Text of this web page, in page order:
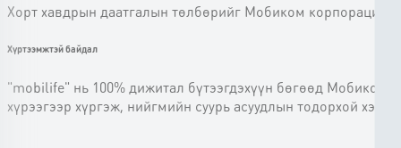
Хорт хавдрын даатгалын төлбөрийг Мобиком корпораци
Хүртээмжтэй байдал
"mobilife" нь 100% дижитал бүтээгдэхүүн бөгөөд Мобиком
хүрээгээр хүргэж, нийгмийн суурь асуудлын тодорхой